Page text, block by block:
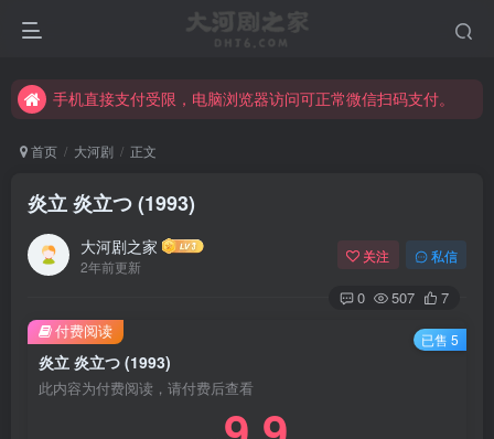
手机直接支付受限，电脑浏览器访问可正常微信扫码支付。
手机直接支付受限，电脑浏览器访问可正常微信扫码支付。
首页 大河剧 正文
炎立 炎立つ (1993)
大河剧之家
2年前更新
关注 私信
0 507 7
炎立 炎立つ (1993)
此内容为付费阅读，请付费后查看
付费阅读 已售 5